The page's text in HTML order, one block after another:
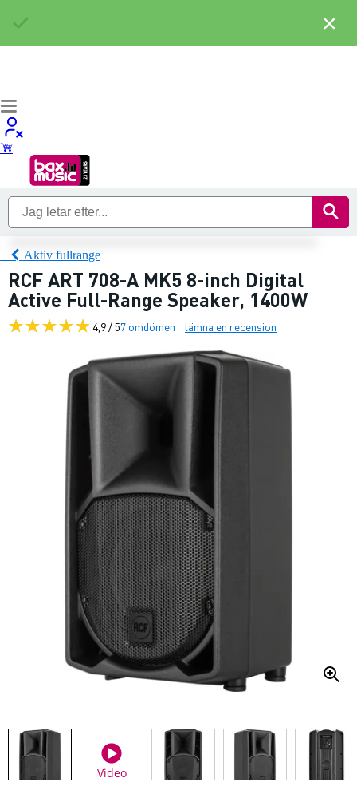
Aktiv fullrange
RCF ART 708-A MK5 8-inch Digital
Active Full-Range Speaker, 1400W
4,9 / 57 omdömen lämna en recension
Video
×